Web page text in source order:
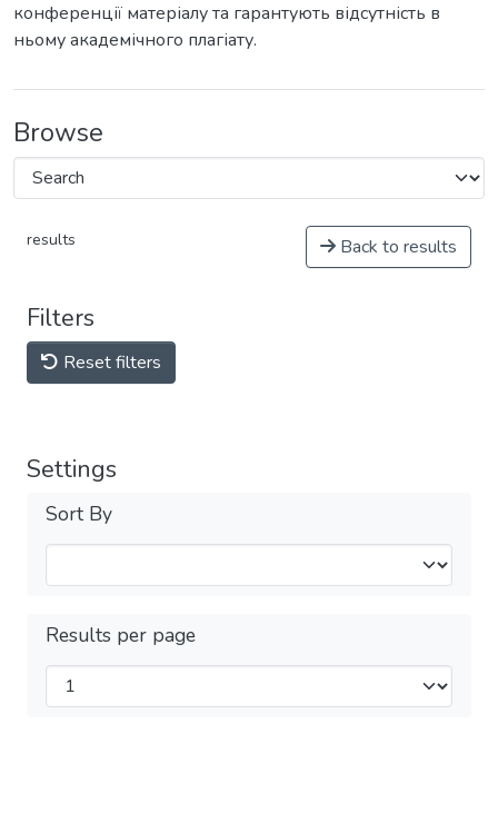
конференції матеріалу та гарантують відсутність в
ньому академічного плагіату.
Browse
results Back to results
Filters
Reset filters
Settings
Sort By
Results per page